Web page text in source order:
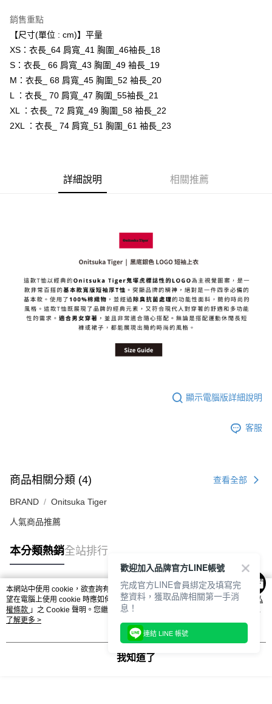
運送方式
全家取貨付款
每筆NT$80，滿NT$6,000(含以上)免運費
付款後全家取貨
萊爾富取貨付款
每筆NT$80，滿NT$6,000(含以上)免運費
每筆NT$80，滿NT$6,000(含以上)免運費
每筆NT$120，滿NT$6,000(含以上)免運費
銷售重點
【尺寸(單位 : cm)】平量
XS：衣長_64 肩寬_41 胸圍_46袖長_18
S：衣長_ 66 肩寬_43 胸圍_49 袖長_19
M：衣長_ 68 肩寬_45 胸圍_52 袖長_20
L ：衣長_ 70 肩寬_47 胸圍_55袖長_21
XL ：衣長_ 72 肩寬_49 胸圍_58 袖長_22
2XL ：衣長_ 74 肩寬_51 胸圍_61 袖長_23
詳細說明 相關推薦
顯示電腦版詳細說明
客服
商品相關分類 (4) 查看全部
BRAND Onitsuka Tiger
人氣商品推薦
本分類熱銷全站排行
熱門標籤
本網站中使用 cookie，欲查詢有關本網站使用 cookie 方式之詳情，及若您不希
望在電腦上使用 cookie 時應如何變更電腦的 cookie 設定，請參閱本網站「
隱私
權條款 」之 Cookie 聲明。您繼續使用本網站即表示您同意本公司得按本網站使
用條款之 Cookie 聲明使用 cookie。
了解更多 >
我知道了
歡迎加入品牌官方LINE帳號
完成官方LINE會員綁定及填寫完
整資料，獲取品牌相關第一手消
息！
連結 LINE 帳號